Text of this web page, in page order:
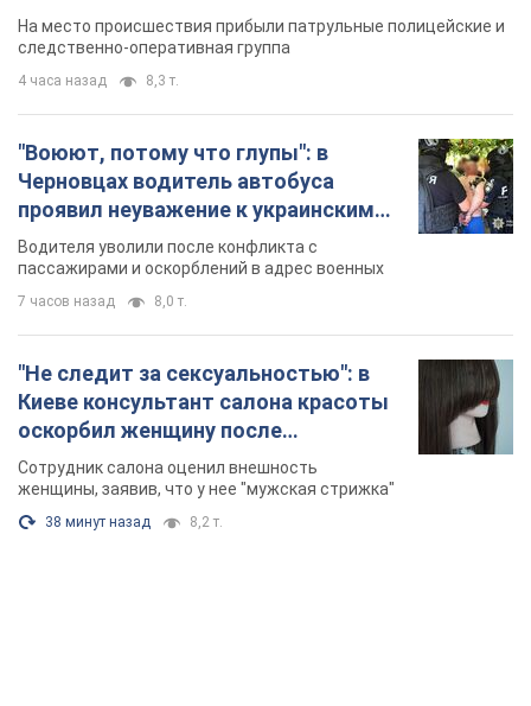
протокол. Видео
На место происшествия прибыли патрульные полицейские и
следственно-оперативная группа
4 часа назад 8,3 т.
"Воюют, потому что глупы": в
Черновцах водитель автобуса
проявил неуважение к украинским
военным и поплатился за это.
Видео
Водителя уволили после конфликта с
пассажирами и оскорблений в адрес военных
7 часов назад 8,0 т.
"Не следит за сексуальностью": в
Киеве консультант салона красоты
оскорбил женщину после
химиотерапии, разгорелся скандал.
Фото
Сотрудник салона оценил внешность
женщины, заявив, что у нее "мужская стрижка"
38 минут назад 8,2 т.